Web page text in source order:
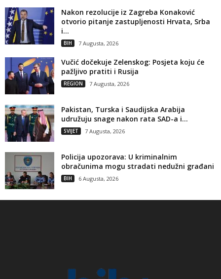
Nakon rezolucije iz Zagreba Konaković
otvorio pitanje zastupljenosti Hrvata, Srba
i...
BIH 7 Augusta, 2026
Vučić dočekuje Zelenskog: Posjeta koju će
pažljivo pratiti i Rusija
REGION 7 Augusta, 2026
Pakistan, Turska i Saudijska Arabija
udružuju snage nakon rata SAD-a i...
SVIJET 7 Augusta, 2026
Policija upozorava: U kriminalnim
obračunima mogu stradati nedužni građani
BIH 6 Augusta, 2026